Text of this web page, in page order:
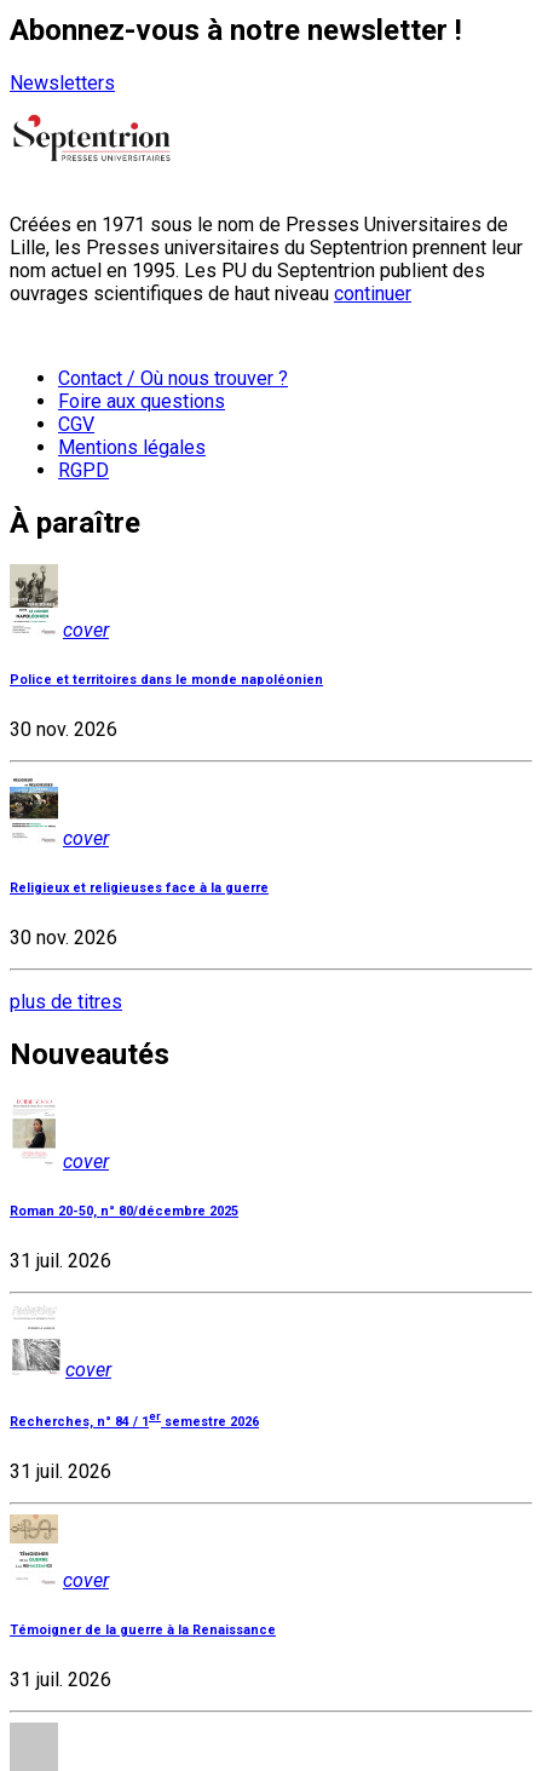
Abonnez-vous à notre newsletter !
Newsletters
Créées en 1971 sous le nom de Presses Universitaires de
Lille, les Presses universitaires du Septentrion prennent leur
nom actuel en 1995. Les PU du Septentrion publient des
ouvrages scientifiques de haut niveau continuer
Contact / Où nous trouver ?
Foire aux questions
CGV
Mentions légales
RGPD
À paraître
cover
Police et territoires dans le monde napoléonien
30 nov. 2026
cover
Religieux et religieuses face à la guerre
30 nov. 2026
plus de titres
Nouveautés
cover
Roman 20-50, n° 80/décembre 2025
31 juil. 2026
cover
Recherches, n° 84 / 1 er semestre 2026
31 juil. 2026
cover
Témoigner de la guerre à la Renaissance
31 juil. 2026